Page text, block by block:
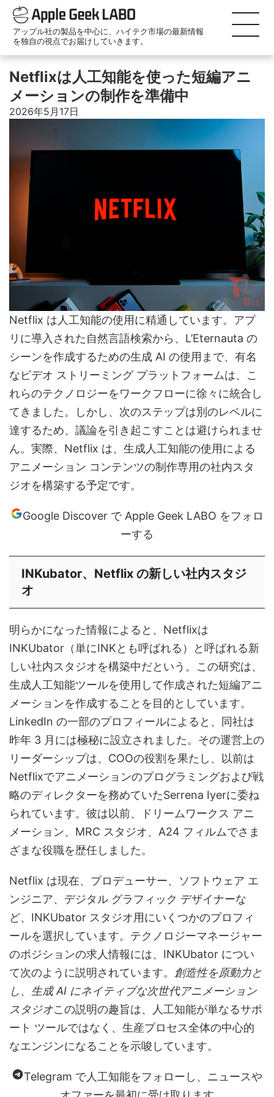
アップル社の製品を中心に、ハイテク市場の最新情報
を独自の視点でお届けしていきます。
Netflixは人工知能を使った短編アニ
メーションの制作を準備中
2026年5月17日
Netflix は人工知能の使用に精通しています。アプ
リに導入された自然言語検索から、L’Eternauta の
シーンを作成するための生成 AI の使用まで、有名
なビデオ ストリーミング プラットフォームは、こ
れらのテクノロジーをワークフローに徐々に統合し
てきました。しかし、次のステップは別のレベルに
達するため、議論を引き起こすことは避けられませ
ん。実際、Netflix は、生成人工知能の使用による
アニメーション コンテンツの制作専用の社内スタ
ジオを構築する予定です。
Google Discover で Apple Geek LABO をフォロ
ーする
INKubator、Netflix の新しい社内スタジ
オ
明らかになった情報によると、Netflixは
INKUbator（単にINKとも呼ばれる）と呼ばれる新
しい社内スタジオを構築中だという。この研究は、
生成人工知能ツールを使用して作成された短編アニ
メーションを作成することを目的としています。
LinkedIn の一部のプロフィールによると、同社は
昨年 3 月には極秘に設立されました。その運営上の
リーダーシップは、COOの役割を果たし、以前は
Netflixでアニメーションのプログラミングおよび戦
略のディレクターを務めていたSerrena Iyerに委ね
られています。彼は以前、ドリームワークス アニ
メーション、MRC スタジオ、A24 フィルムでさま
ざまな役職を歴任しました。
Netflix は現在、プロデューサー、ソフトウェア エ
ンジニア、デジタル グラフィック デザイナーな
ど、INKUbator スタジオ用にいくつかのプロフィ
ールを選択しています。テクノロジーマネージャー
のポジションの求人情報には、INKUbator につい
て次のように説明されています。 創造性を原動力と
し、生成 AI にネイティブな次世代アニメーション
スタジオこの説明の趣旨は、人工知能が単なるサポ
ート ツールではなく、生産プロセス全体の中心的
なエンジンになることを示唆しています。
Telegram で人工知能をフォローし、ニュースや